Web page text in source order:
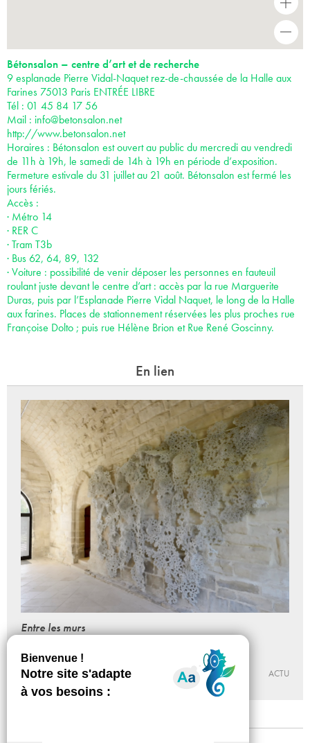
+
Bétonsalon – centre d’art et de recherche
9 esplanade Pierre Vidal-Naquet rez-de-chaussée de la Halle aux
Farines 75013 Paris ENTRÉE LIBRE
Tél : 01 45 84 17 56
Mail : info@betonsalon.net
http://www.betonsalon.net
Horaires : Bétonsalon est ouvert au public du mercredi au vendredi
de 11h à 19h, le samedi de 14h à 19h en période d’exposition.
Fermeture estivale du 31 juillet au 21 août. Bétonsalon est fermé les
jours fériés.
Accès :
· Métro 14
· RER C
· Tram T3b
· Bus 62, 64, 89, 132
· Voiture : possibilité de venir déposer les personnes en fauteuil
roulant juste devant le centre d’art : accès par la rue Marguerite
Duras, puis par l’Esplanade Pierre Vidal Naquet, le long de la Halle
aux farines. Places de stationnement réservées les plus proches rue
Françoise Dolto ; puis rue Hélène Brion et Rue René Goscinny.
En lien
Entre les murs
Du 07 - 10 - 2023 au 25 - 02 - 2024
ABBAYE DE MAUBUISSON
ACTU